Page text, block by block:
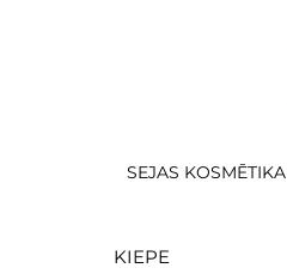
SEJAS KOSMĒTIKA
KIEPE